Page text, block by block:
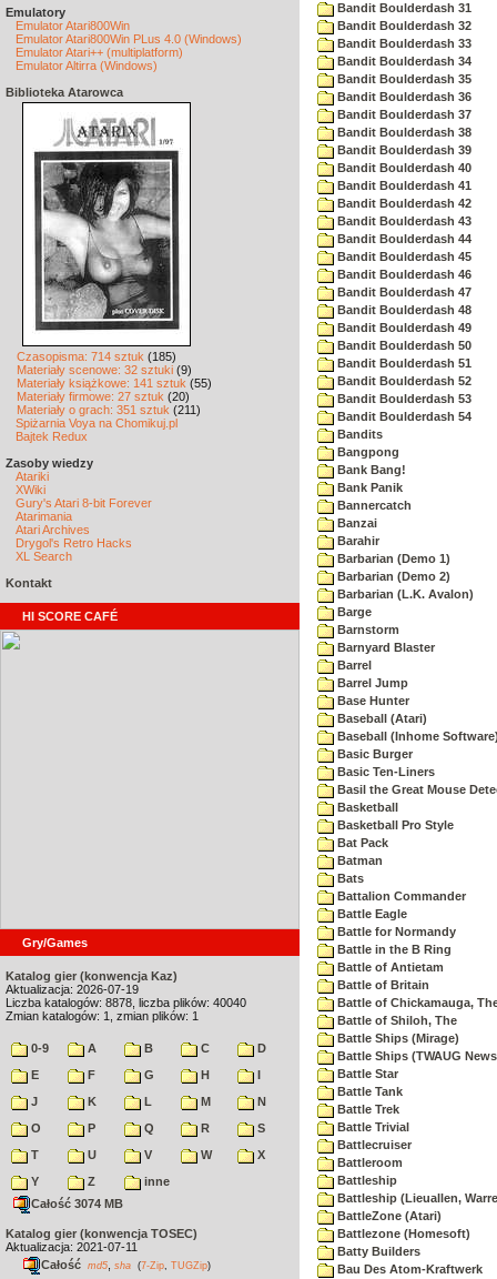
Emulatory
Emulator Atari800Win
Emulator Atari800Win PLus 4.0 (Windows)
Emulator Atari++ (multiplatform)
Emulator Altirra (Windows)
Biblioteka Atarowca
Czasopisma: 714 sztuk (185)
Materiały scenowe: 32 sztuki (9)
Materiały książkowe: 141 sztuk (55)
Materiały firmowe: 27 sztuk (20)
Materiały o grach: 351 sztuk (211)
Spiżarnia Voya na Chomikuj.pl
Bajtek Redux
Zasoby wiedzy
Atariki
XWiki
Gury's Atari 8-bit Forever
Atarimania
Atari Archives
Drygol's Retro Hacks
XL Search
Kontakt
HI SCORE CAFÉ
Gry/Games
Katalog gier (konwencja Kaz)
Aktualizacja: 2026-07-19
Liczba katalogów: 8878, liczba plików: 40040
Zmian katalogów: 1, zmian plików: 1
0-9 A B C
D
E
F G H
I
J
K L M
N
O
P Q R
S
T
U V W
X
Y
Z
inne
Całość 3074 MB
Katalog gier (konwencja TOSEC)
Aktualizacja: 2021-07-11
Całość md5 sha (7-Zip TUGZip)
Bandit Boulderdash 31
Bandit Boulderdash 32
Bandit Boulderdash 33
Bandit Boulderdash 34
Bandit Boulderdash 35
Bandit Boulderdash 36
Bandit Boulderdash 37
Bandit Boulderdash 38
Bandit Boulderdash 39
Bandit Boulderdash 40
Bandit Boulderdash 41
Bandit Boulderdash 42
Bandit Boulderdash 43
Bandit Boulderdash 44
Bandit Boulderdash 45
Bandit Boulderdash 46
Bandit Boulderdash 47
Bandit Boulderdash 48
Bandit Boulderdash 49
Bandit Boulderdash 50
Bandit Boulderdash 51
Bandit Boulderdash 52
Bandit Boulderdash 53
Bandit Boulderdash 54
Bandits
Bangpong
Bank Bang!
Bank Panik
Bannercatch
Banzai
Barahir
Barbarian (Demo 1)
Barbarian (Demo 2)
Barbarian (L.K. Avalon)
Barge
Barnstorm
Barnyard Blaster
Barrel
Barrel Jump
Base Hunter
Baseball (Atari)
Baseball (Inhome
Basic Burger
Basic Ten-Liners
Basil the Great Mouse
Basketball
Basketball Pro Style
Bat Pack
Batman
Bats
Battalion Commander
Battle Eagle
Battle for Normandy
Battle in the B Ring
Battle of Antietam
Battle of Britain
Battle of Chickamauga,
Battle of Shiloh, The
Battle Ships (Mirage)
Battle Ships (TWAUG
Battle Star
Battle Tank
Battle Trek
Battle Trivial
Battlecruiser
Battleroom
Battleship
Battleship (Lieuallen,
BattleZone (Atari)
Battlezone (Homesoft)
Batty Builders
Bau Des Atom-Kraftwerk